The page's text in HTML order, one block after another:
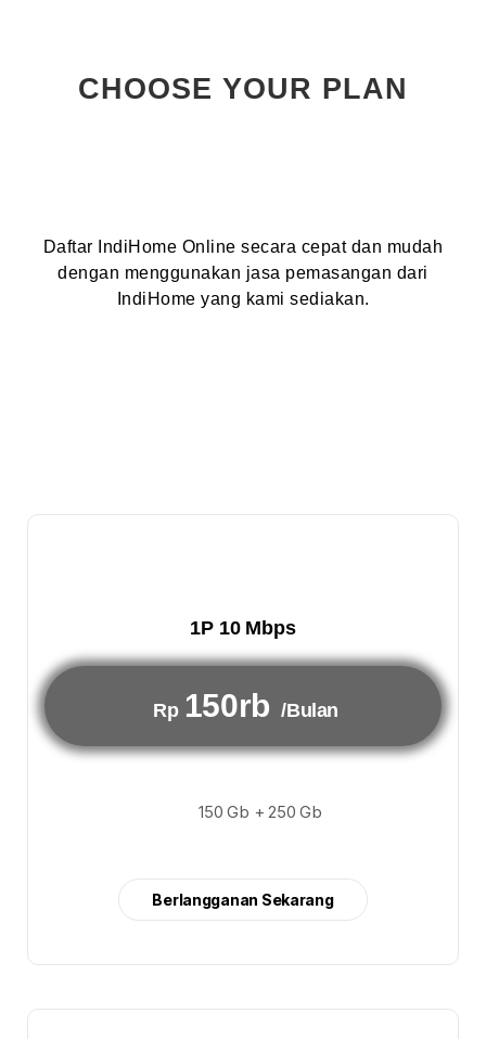
CHOOSE YOUR PLAN
Daftar IndiHome Online secara cepat dan mudah
dengan menggunakan jasa pemasangan dari
IndiHome yang kami sediakan.
1P 10 Mbps
Rp 150rb /Bulan
150 Gb + 250 Gb
Berlangganan Sekarang